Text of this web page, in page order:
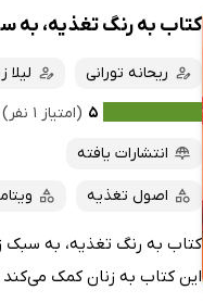
کتاب به رنگ تغذیه، به
ریحانه تورانی
لیلا
۵ (امتیاز ۱ نفر)
انتشارات یافته
اصول تغذیه
کتاب به رنگ تغذیه، به سبک
این کتاب به زنان کمک می‌کند